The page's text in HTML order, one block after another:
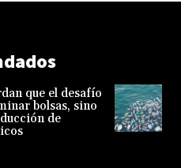
que el desafío
bolsas, sino
de